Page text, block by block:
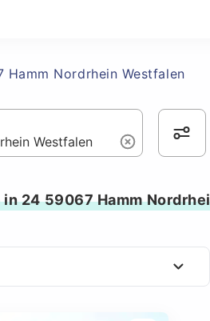
Hamm Nordrhein Westfalen
24 59067 Hamm